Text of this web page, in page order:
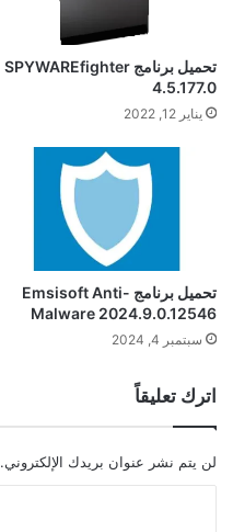
تحميل برنامج SPYWAREfighter
4.5.177.0
يناير 12, 2022
تحميل برنامج Emsisoft Anti-
Malware 2024.9.0.12546
سبتمبر 4, 2024
اترك تعليقاً
لن يتم نشر عنوان بريدك الإلكتروني.